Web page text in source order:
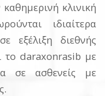
κλινική
ιδιαίτερα
εξέλιξη διεθνής
το daraxonrasib με
σε ασθενείς με